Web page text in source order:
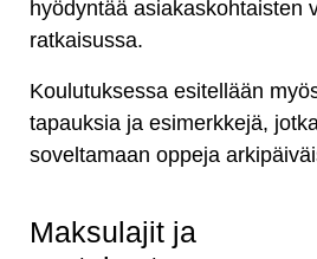
hyödyntää asiakaskohtaisten
ratkaisussa.
Koulutuksessa esitellään
tapauksia ja esimerkkejä,
soveltamaan oppeja
Maksulajit ja